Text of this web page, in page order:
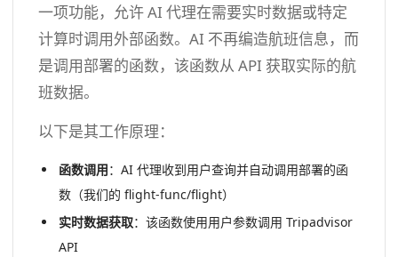
一项功能，允许 AI 代理在需要实时数据或特定
计算时调用外部函数。AI 不再编造航班信息，而
是调用部署的函数，该函数从 API 获取实际的航
班数据。
以下是其工作原理：
函数调用：AI 代理收到用户查询并自动调用部署的函
数（我们的 flight-func/flight）
实时数据获取：该函数使用用户参数调用 Tripadvisor
API